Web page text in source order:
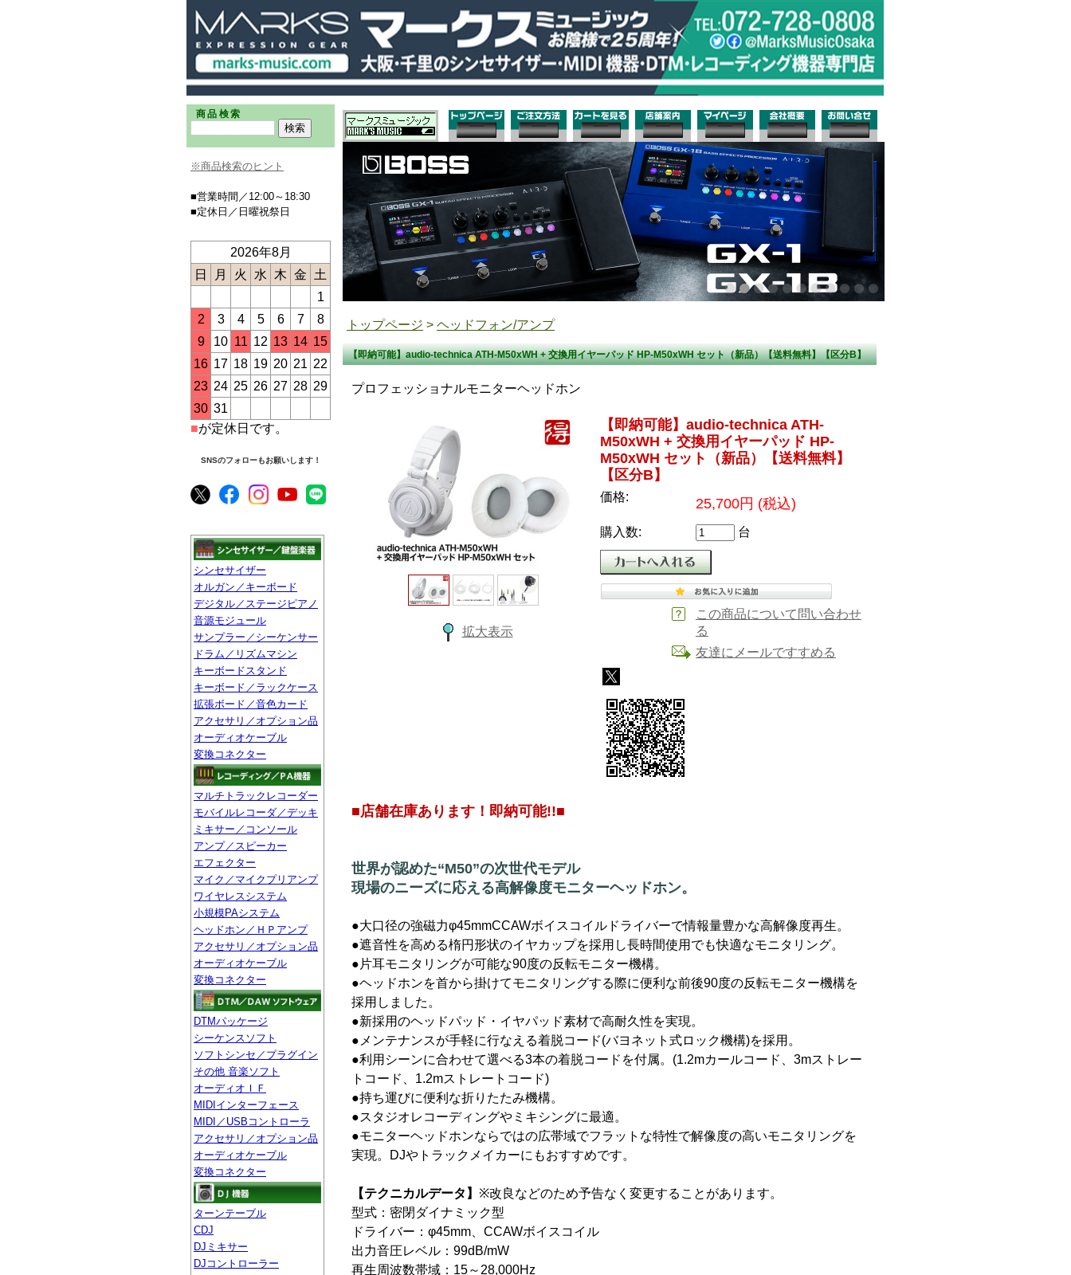
商品検索
※商品検索のヒント
■営業時間／12:00～18:30
■定休日／日曜祝祭日
2026年8月
日
月 火 水 木 金
土
1
2
3 4 5 6 7
8
9
10 11 12 13 14 15
16 17 18 19 20 21 22
23 24 25 26 27 28 29
30 31
■が定休日です。
SNSのフォローもお願いします！
シンセサイザー
オルガン／キーボード
デジタル／ステージピアノ
音源モジュール
サンプラー／シーケンサー
ドラム／リズムマシン
キーボードスタンド
キーボード／ラックケース
拡張ボード／音色カード
アクセサリ／オプション品
オーディオケーブル
変換コネクター
マルチトラックレコーダー
モバイルレコーダ／デッキ
ミキサー／コンソール
アンプ／スピーカー
エフェクター
マイク／マイクプリアンプ
ワイヤレスシステム
小規模PAシステム
ヘッドホン／ＨＰアンプ
アクセサリ／オプション品
オーディオケーブル
変換コネクター
DTMパッケージ
シーケンスソフト
ソフトシンセ／プラグイン
その他 音楽ソフト
オーディオＩＦ
MIDIインターフェース
MIDI／USBコントローラ
アクセサリ／オプション品
オーディオケーブル
変換コネクター
ターンテーブル
CDJ
DJミキサー
DJコントローラー
トップページ > ヘッドフォン/アンプ
【即納可能】audio-technica ATH-M50xWH + 交換用イヤーパッド HP-M50xWH セット（新品）【送料無料】【区分B】
プロフェッショナルモニターヘッドホン
拡大表示
【即納可能】audio-technica ATH-
M50xWH + 交換用イヤーパッド HP-
M50xWH セット（新品）【送料無料】
【区分B】
価格: 25,700円 (税込)
購入数: 台
この商品について問い合わせ
る
友達にメールですすめる
■店舗在庫あります！即納可能!!■
世界が認めた“M50”の次世代モデル
現場のニーズに応える高解像度モニターヘッドホン。
●大口径の強磁力φ45mmCCAWボイスコイルドライバーで情報量豊かな高解像度再生。
●遮音性を高める楕円形状のイヤカップを採用し長時間使用でも快適なモニタリング。
●片耳モニタリングが可能な90度の反転モニター機構。
●ヘッドホンを首から掛けてモニタリングする際に便利な前後90度の反転モニター機構を
採用しました。
●新採用のヘッドパッド・イヤパッド素材で高耐久性を実現。
●メンテナンスが手軽に行なえる着脱コード(バヨネット式ロック機構)を採用。
●利用シーンに合わせて選べる3本の着脱コードを付属。(1.2mカールコード、3mストレー
トコード、1.2mストレートコード)
●持ち運びに便利な折りたたみ機構。
●スタジオレコーディングやミキシングに最適。
●モニターヘッドホンならではの広帯域でフラットな特性で解像度の高いモニタリングを
実現。DJやトラックメイカーにもおすすめです。
【テクニカルデータ】 ※改良などのため予告なく変更することがあります。
型式：密閉ダイナミック型
ドライバー：φ45mm、CCAWボイスコイル
出力音圧レベル：99dB/mW
再生周波数帯域：15～28,000Hz